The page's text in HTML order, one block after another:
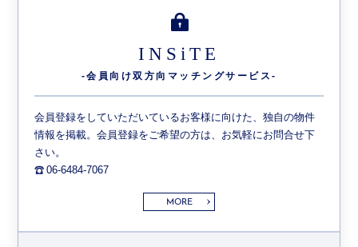
INSiTE
-会員向け双方向 マッチングサービス-
会員登録をしていただいているお客様に向けた、独自の物件
情報を掲載。会員登録をご希望の方は、お気軽にお問合せ下
さい。
06-6484-7067
MORE